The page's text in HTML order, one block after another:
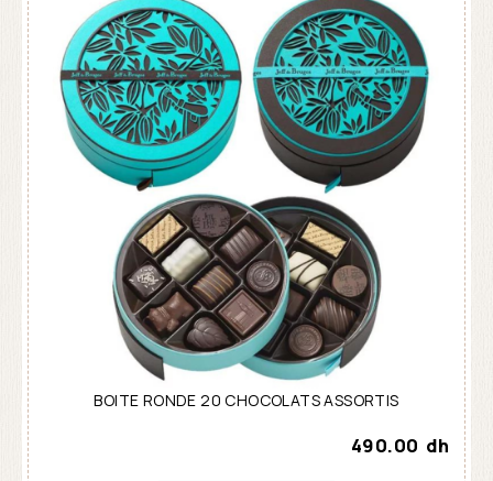
BOITE RONDE 20 CHOCOLATS ASSORTIS
490.00 dh